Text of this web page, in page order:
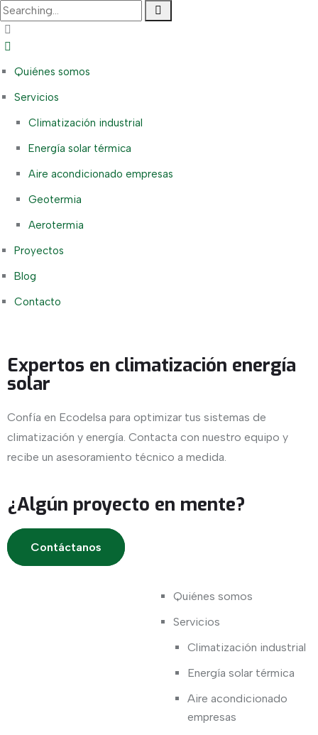
Quiénes somos
Servicios
Climatización industrial
Energía solar térmica
Aire acondicionado empresas
Geotermia
Aerotermia
Proyectos
Blog
Contacto
Expertos en climatización energía
solar
Confía en Ecodelsa para optimizar tus sistemas de
climatización y energía. Contacta con nuestro equipo y
recibe un asesoramiento técnico a medida.
¿Algún proyecto en mente?
Contáctanos
Quiénes somos
Servicios
Climatización industrial
Energía solar térmica
Aire acondicionado
empresas